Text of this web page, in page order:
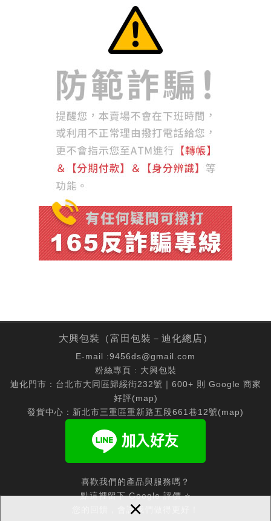
×
大興包裝（富田包裝－迪化總店）
E-mail :9456ds@gmail.com
粉絲專頁 : 大興包裝
迪化門市：台北市大同區歸綏街232號｜600+ 則 Google 商家
好評(map)
發貨中心：新北市三重區重新路五段661巷12號(map)
喜歡我們的產品與服務嗎？
點這裡留下 Google 評價 ⭐
您的回饋，會讓我們做得更好！